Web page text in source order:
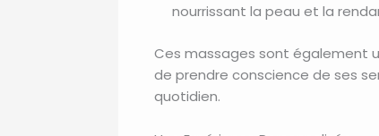
nourrissant la peau et la
Ces massages sont également
de prendre conscience de ses
quotidien.